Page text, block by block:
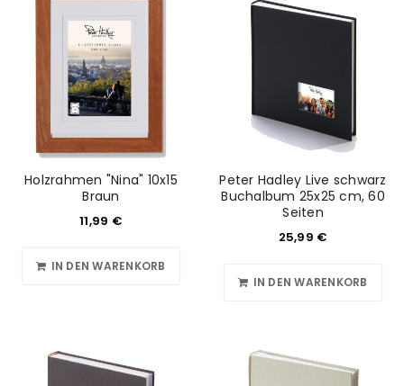
Holzrahmen "Nina" 10x15
Braun
11,99 €
IN DEN WARENKORB
Peter Hadley Live schwarz
Buchalbum 25x25 cm, 60
Seiten
25,99 €
IN DEN WARENKORB